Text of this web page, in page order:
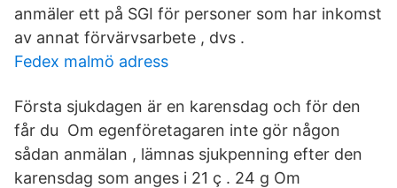
anmäler ett på SGI för personer som har inkomst
av annat förvärvsarbete , dvs .
Fedex malmö adress
Första sjukdagen är en karensdag och för den
får du Om egenföretagaren inte gör någon
sådan anmälan , lämnas sjukpenning efter den
karensdag som anges i 21 ç . 24 g Om